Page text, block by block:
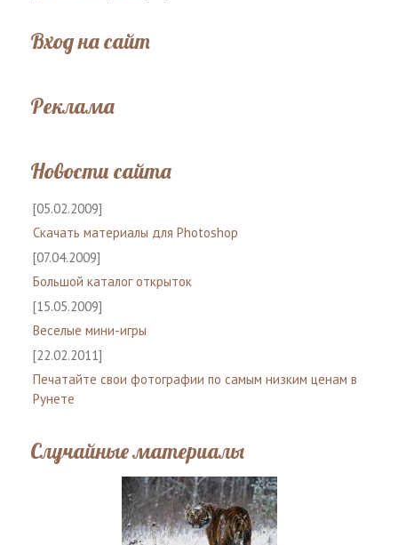
Вход на сайт
Реклама
Новости сайта
[05.02.2009]
Скачать материалы для Photoshop
[07.04.2009]
Большой каталог открыток
[15.05.2009]
Веселые мини-игры
[22.02.2011]
Печатайте свои фотографии по самым низким ценам в
Рунете
Случайные материалы